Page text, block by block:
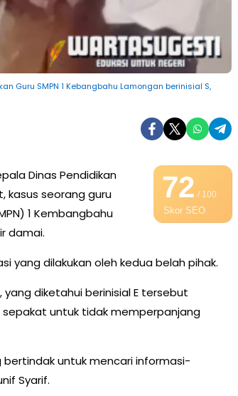
Guru SMPN 1 Kebangbahu Lamongan berinisial S,
72/ 100
Skor SEO
Dinas Pendidikan
kasus seorang guru
1 Kembangbahu
damai.
yang dilakukan oleh kedua belah pihak.
yang diketahui berinisial E tersebut
untuk tidak memperpanjang
bertindak untuk mencari informasi-
Syarif.